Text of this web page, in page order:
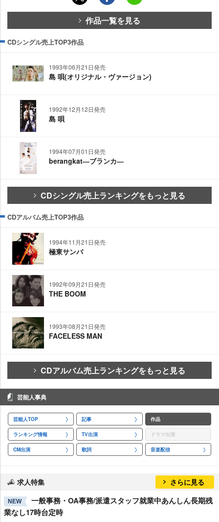
作品一覧を見る
CDシングル売上TOP3作品
1993年06月21日発売
島 唄(オリジナル・ヴァージョン)
1992年12月12日発売
島 唄
1994年07月01日発売
berangkat―ブランカ―
CDシングル売上ランキングをもっと見る
CDアルバム売上TOP3作品
1994年11月21日発売
極東サンバ
1992年09月21日発売
THE BOOM
1993年08月21日発売
FACELESS MAN
CDアルバム売上ランキングをもっと見る
芸能人事典
芸能人TOP 記事 作品
ランキング情報 TV出演 ドラマ出演
CM出演 歌詞 音楽配信
求人特集 さらに見る
NEW
一般事務・OA事務/派遣スタッフ就業中あんしん長期残
業なし17時台定時